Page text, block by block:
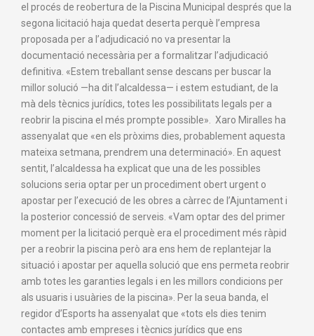
el procés de reobertura de la Piscina Municipal després que la
segona licitació haja quedat deserta perquè l’empresa
proposada per a l’adjudicació no va presentar la
documentació necessària per a formalitzar l’adjudicació
definitiva. «Estem treballant sense descans per buscar la
millor solució —ha dit l’alcaldessa— i estem estudiant, de la
mà dels tècnics jurídics, totes les possibilitats legals per a
reobrir la piscina el més prompte possible». Xaro Miralles ha
assenyalat que «en els pròxims dies, probablement aquesta
mateixa setmana, prendrem una determinació». En aquest
sentit, l’alcaldessa ha explicat que una de les possibles
solucions seria optar per un procediment obert urgent o
apostar per l’execució de les obres a càrrec de l’Ajuntament i
la posterior concessió de serveis. «Vam optar des del primer
moment per la licitació perquè era el procediment més ràpid
per a reobrir la piscina però ara ens hem de replantejar la
situació i apostar per aquella solució que ens permeta reobrir
amb totes les garanties legals i en les millors condicions per
als usuaris i usuàries de la piscina». Per la seua banda, el
regidor d’Esports ha assenyalat que «tots els dies tenim
contactes amb empreses i tècnics jurídics que ens